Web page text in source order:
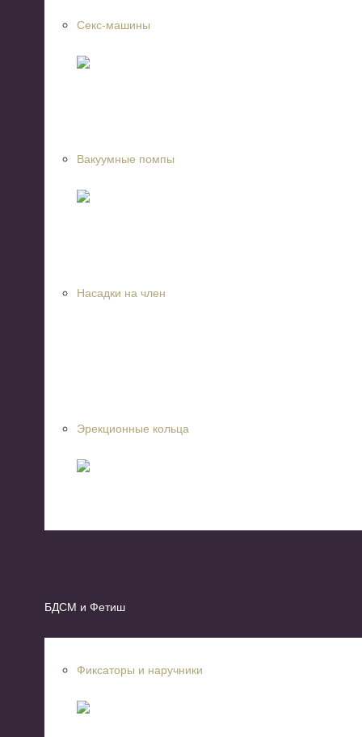
Секс-машины
Вакуумные помпы
Насадки на член
Эрекционные кольца
БДСМ и Фетиш
Фиксаторы и наручники